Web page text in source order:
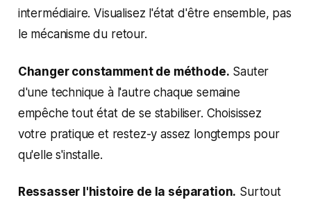
intermédiaire. Visualisez l'état d'être ensemble, pas
le mécanisme du retour.
Changer constamment de méthode. Sauter
d'une technique à l'autre chaque semaine
empêche tout état de se stabiliser. Choisissez
votre pratique et restez-y assez longtemps pour
qu'elle s'installe.
Ressasser l'histoire de la séparation. Surtout